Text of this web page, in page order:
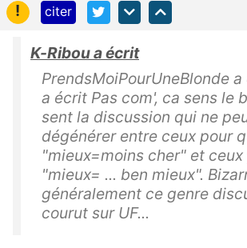
!
citer
K-Ribou a écrit
PrendsMoiPourUneBlonde
a écrit Pas com', ca sens le
sent la discussion qui ne
dégénérer entre ceux pour
"mieux=moins cher" et
"mieux= ... ben mieux".
généralement ce genre
courut sur UF...